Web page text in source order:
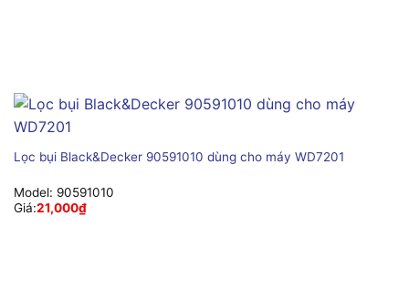
Lọc bụi Black&Decker 90591010 dùng cho máy WD7201
Model: 90591010
Giá:21,000₫